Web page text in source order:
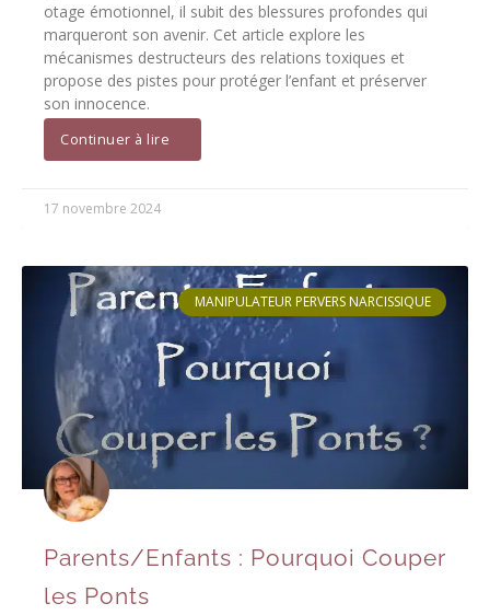
otage émotionnel, il subit des blessures profondes qui
marqueront son avenir. Cet article explore les
mécanismes destructeurs des relations toxiques et
propose des pistes pour protéger l’enfant et préserver
son innocence.
Continuer à lire
17 novembre 2024
MANIPULATEUR PERVERS NARCISSIQUE
Parents/Enfants : Pourquoi Couper
les Ponts